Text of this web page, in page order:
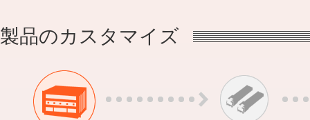
製品のカスタマイズ